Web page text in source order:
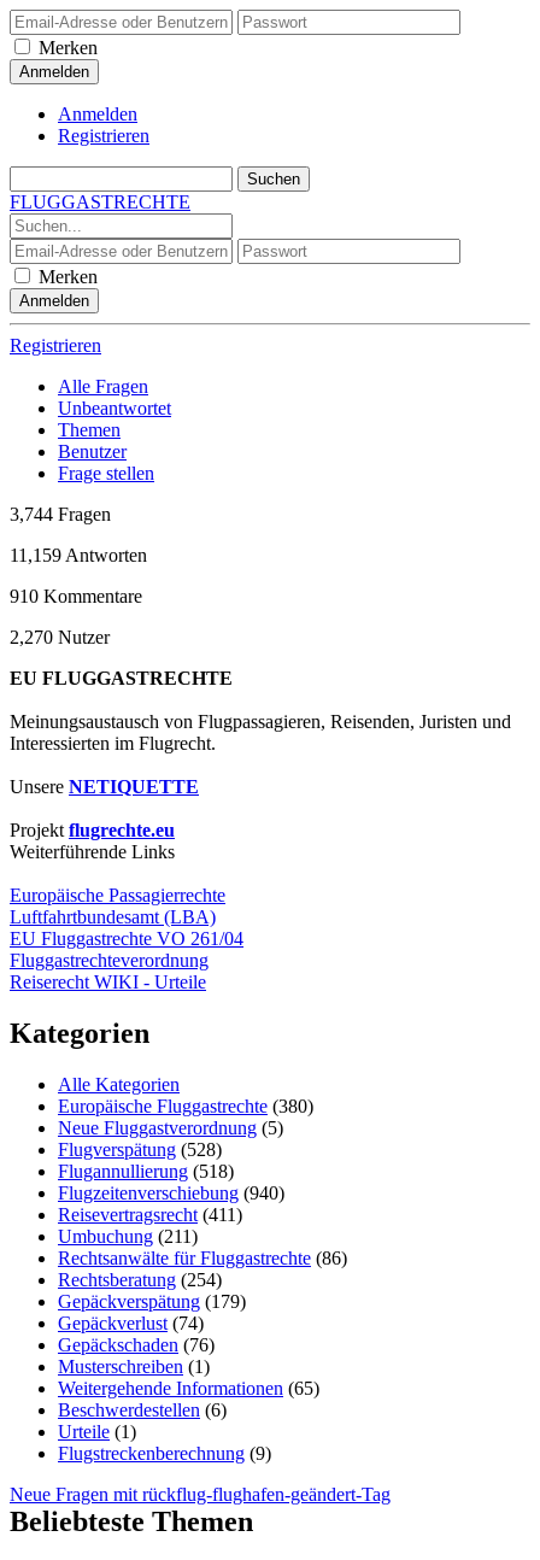
Merken
Anmelden
Registrieren
FLUGGASTRECHTE
Merken
Registrieren
Alle Fragen
Unbeantwortet
Themen
Benutzer
Frage stellen
3,744 Fragen
11,159 Antworten
910 Kommentare
2,270 Nutzer
EU FLUGGASTRECHTE
Meinungsaustausch von Flugpassagieren, Reisenden, Juristen und
Interessierten im Flugrecht.
Unsere NETIQUETTE
Projekt flugrechte.eu
Weiterführende Links
Europäische Passagierrechte
Luftfahrtbundesamt (LBA)
EU Fluggastrechte VO 261/04
Fluggastrechteverordnung
Reiserecht WIKI - Urteile
Kategorien
Alle Kategorien
Europäische Fluggastrechte (380)
Neue Fluggastverordnung (5)
Flugverspätung (528)
Flugannullierung (518)
Flugzeitenverschiebung (940)
Reisevertragsrecht (411)
Umbuchung (211)
Rechtsanwälte für Fluggastrechte (86)
Rechtsberatung (254)
Gepäckverspätung (179)
Gepäckverlust (74)
Gepäckschaden (76)
Musterschreiben (1)
Weitergehende Informationen (65)
Beschwerdestellen (6)
Urteile (1)
Flugstreckenberechnung (9)
Neue Fragen mit rückflug-flughafen-geändert-Tag
Beliebteste Themen